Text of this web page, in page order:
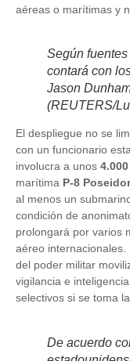
aéreas o marítimas y
Según
contará con
Jason
(REUTERS/
El despliegue no se
con un funcionario
involucra a unos
marítima P-8
al menos un
condición de
prolongará por varios
aéreo
del poder militar
vigilancia e
selectivos si se toma la
De acuerdo